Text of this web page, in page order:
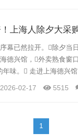
上海人除夕大采
幕已然拉开。除夕当
德兴馆，外卖熟食窗
味。 走进上海德兴馆
停。空气中弥漫着浓
2026-02-17 5515
1